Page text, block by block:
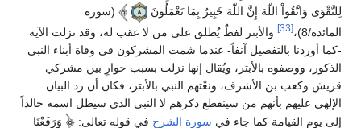
لِلتَّقْوَى وَاتَّقُواْ اللّهَ إِنَّ اللّهَ خَبِيرٌ بِمَا تَعْمَلُونَ
(سورة
المائدة/8)،
[33]
والأبتر لفظٌ يُطلق على من لا عقب له، وقد نزلت الآية
-كما أوردنا بالتفصيل آنفاً- عندما شمت المشركون في وفاة أبناء النبي
الذكور، ووصفوه بالأبتر، ويُقال إنها نزلت بسبب حوارٍ بين مشركي
قريش وكعب بن الأشرف، ونعْتهم النبي بالأبتر، فكان أن رد البيان
الإلهي عليهم بأنهم من سينقطع ذكرهم لا النبي الذي سيظل اسمه خالداً
إلى يوم القيامة كما جاء في سورة الشرح في قوله تعالى: وَرَفَعْنَا